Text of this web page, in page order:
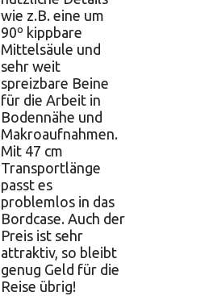
wie z.B. eine um
90º kippbare
Mittelsäule und
sehr weit
spreizbare Beine
für die Arbeit in
Bodennähe und
Makroaufnahmen.
Mit 47 cm
Transportlänge
passt es
problemlos in das
Bordcase. Auch der
Preis ist sehr
attraktiv, so bleibt
genug Geld für die
Reise übrig!